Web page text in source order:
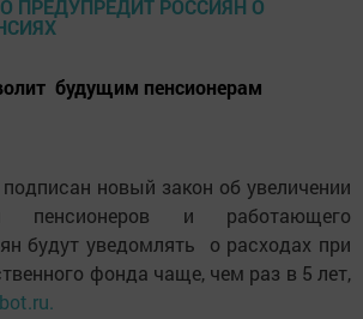
будущим пенсионерам
новый закон об увеличении
пенсионеров и работающего
будут уведомлять о расходах при
фонда чаще, чем раз в 5 лет,